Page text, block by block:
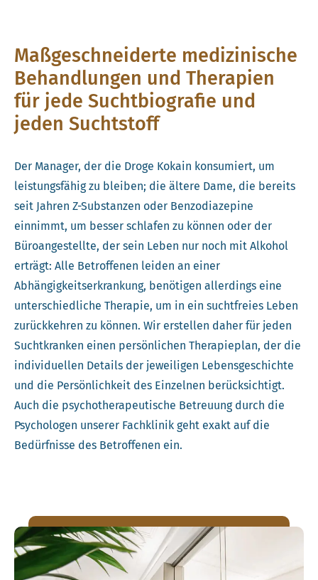
Maßgeschneiderte medizinische
Behandlungen und Therapien
für jede Suchtbiografie und
jeden Suchtstoff
Der Manager, der die Droge Kokain konsumiert, um
leistungsfähig zu bleiben; die ältere Dame, die bereits
seit Jahren Z-Substanzen oder Benzodiazepine
einnimmt, um besser schlafen zu können oder der
Büroangestellte, der sein Leben nur noch mit Alkohol
erträgt: Alle Betroffenen leiden an einer
Abhängigkeitserkrankung, benötigen allerdings eine
unterschiedliche Therapie, um in ein suchtfreies Leben
zurückkehren zu können. Wir erstellen daher für jeden
Suchtkranken einen persönlichen Therapieplan, der die
individuellen Details der jeweiligen Lebensgeschichte
und die Persönlichkeit des Einzelnen berücksichtigt.
Auch die psychotherapeutische Betreuung durch die
Psychologen unserer Fachklinik geht exakt auf die
Bedürfnisse des Betroffenen ein.